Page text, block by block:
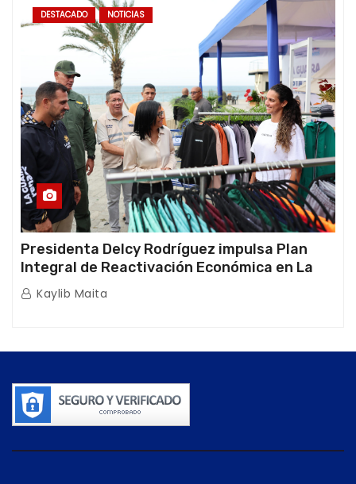
DESTACADO NOTICIAS
Presidenta Delcy Rodríguez impulsa Plan
Integral de Reactivación Económica en La
Guaira
Kaylib Maita